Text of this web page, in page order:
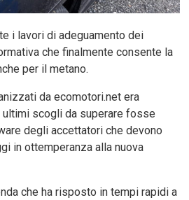
i lavori di adeguamento dei
che finalmente consente la
per il metano.
da ecomotori.net era
scogli da superare fosse
degli accettatori che devono
in ottemperanza alla nuova
che ha risposto in tempi rapidi a